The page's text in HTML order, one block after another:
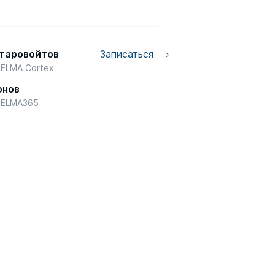
Cortex
Записаться